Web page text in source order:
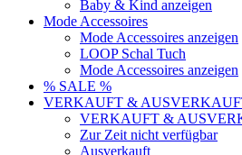
Baby & Kind anzeigen
Mode Accessoires
Mode Accessoires anzeigen
LOOP Schal Tuch
Mode Accessoires anzeigen
% SALE %
VERKAUFT &
VERKAUFT &
Zur Zeit nicht verfügbar
Ausverkauft